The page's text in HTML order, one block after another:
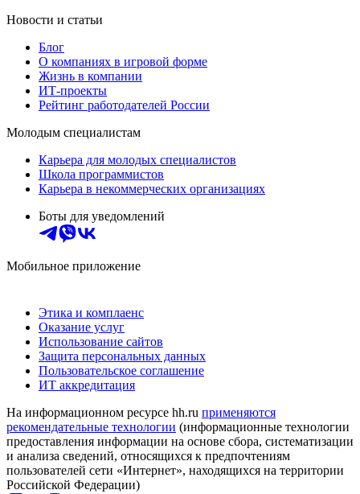
Новости и статьи
Блог
О компаниях в игровой форме
Жизнь в компании
ИТ-проекты
Рейтинг работодателей России
Молодым специалистам
Карьера для молодых специалистов
Школа программистов
Карьера в некоммерческих организациях
Боты для уведомлений
Мобильное приложение
Этика и комплаенс
Оказание услуг
Использование сайтов
Защита персональных данных
Пользовательское соглашение
ИТ аккредитация
На информационном ресурсе hh.ru применяются
рекомендательные технологии (информационные технологии
предоставления информации на основе сбора, систематизации
и анализа сведений, относящихся к предпочтениям
пользователей сети «Интернет», находящихся на территории
Российской Федерации)